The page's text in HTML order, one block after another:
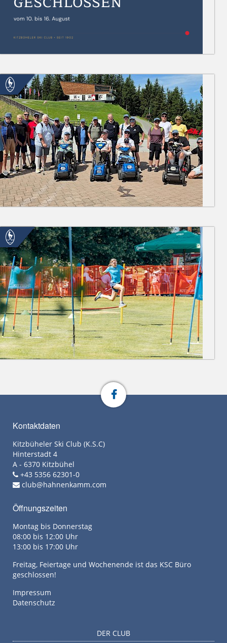
Kontaktdaten
Kitzbüheler Ski Club (K.S.C)
Hinterstadt 4
A - 6370 Kitzbühel
+43 5356 62301-0
club@hahnenkamm.com
Öffnungszeiten
Montag bis Donnerstag
08:00 bis 12:00 Uhr
13:00 bis 17:00 Uhr
Freitag, Feiertage und Wochenende ist das KSC Büro
geschlossen!
Impressum
Datenschutz
DER CLUB